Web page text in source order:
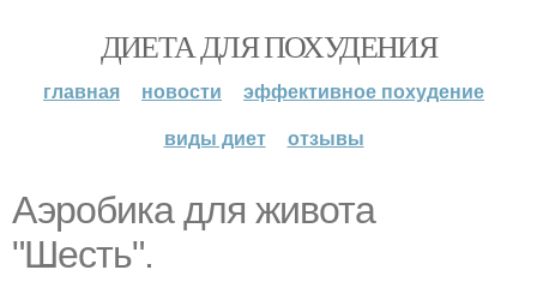
ДИЕТА ДЛЯ ПОХУДЕНИЯ
главная новости
эффективное похудение
виды диет
отзывы
Аэробика для живота
"Шесть".